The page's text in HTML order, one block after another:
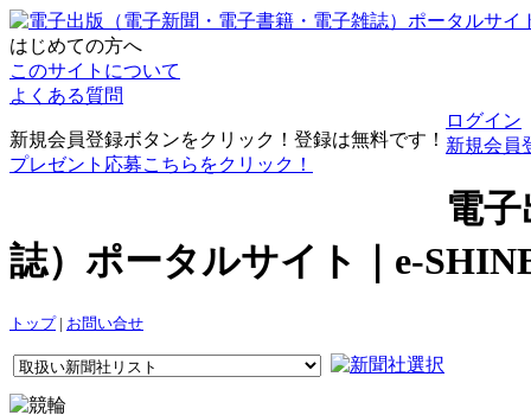
はじめての方へ
このサイトについて
よくある質問
新規会員登録ボタンをクリック！登録は無料です！
プレゼント応募こちらをクリック！
ログイン
新規会員
電
誌）ポータルサイト｜e-
トップ| お問い合せ